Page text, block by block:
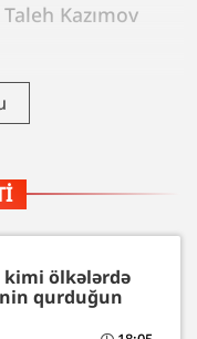
Kazımov
kimi ölkələrdə
qurduğun